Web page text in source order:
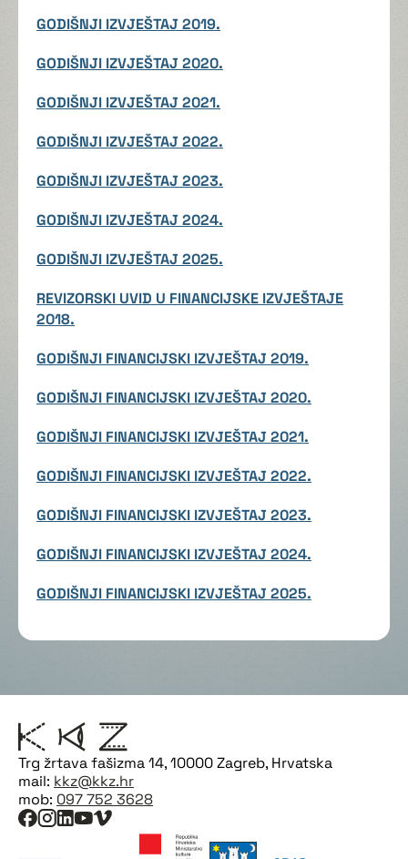
GODIŠNJI IZVJEŠTAJ 2019.
GODIŠNJI IZVJEŠTAJ 2020.
GODIŠNJI IZVJEŠTAJ 2021.
GODIŠNJI IZVJEŠTAJ 2022.
GODIŠNJI IZVJEŠTAJ 2023.
GODIŠNJI IZVJEŠTAJ 2024.
GODIŠNJI IZVJEŠTAJ 2025.
REVIZORSKI UVID U FINANCIJSKE IZVJEŠTAJE
2018.
GODIŠNJI FINANCIJSKI IZVJEŠTAJ 2019.
GODIŠNJI FINANCIJSKI IZVJEŠTAJ 2020.
GODIŠNJI FINANCIJSKI IZVJEŠTAJ 2021.
GODIŠNJI FINANCIJSKI IZVJEŠTAJ 2022.
GODIŠNJI FINANCIJSKI IZVJEŠTAJ 2023.
GODIŠNJI FINANCIJSKI IZVJEŠTAJ 2024.
GODIŠNJI FINANCIJSKI IZVJEŠTAJ 2025.
Trg žrtava fašizma 14, 10000 Zagreb, Hrvatska
mail: kkz@kkz.hr
mob: 097 752 3628